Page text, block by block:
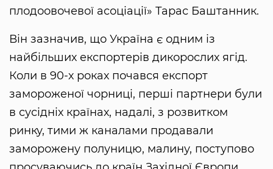
плодоовочевої асоціації» Тарас Баштанник.
Він зазначив, що Україна є одним із
найбільших експортерів дикорослих ягід.
Коли в 90-х роках почався експорт
замороженої чорниці, перші партнери були
в сусідніх країнах, надалі, з розвитком
ринку, тими ж каналами продавали
заморожену полуницю, малину, поступово